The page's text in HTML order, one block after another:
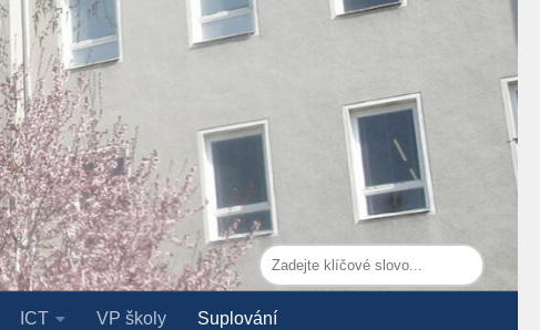
ICT VP školy Suplování